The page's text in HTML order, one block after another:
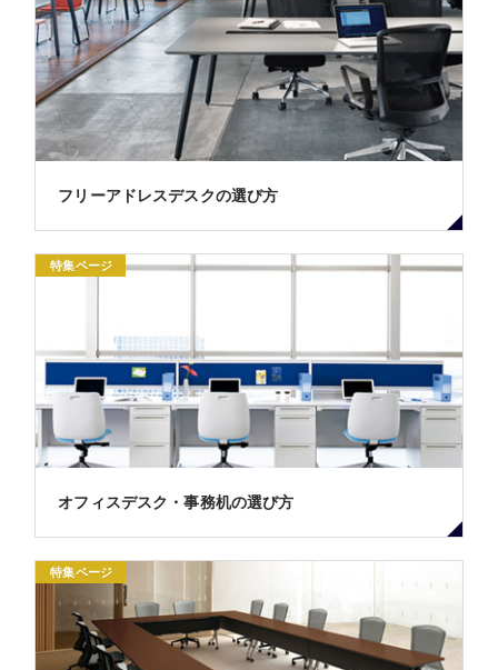
フリーアドレスデスクの選び方
特集ページ
オフィスデスク・事務机の選び方
特集ページ